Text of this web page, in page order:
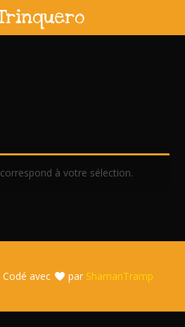
à votre sélection.
Codé avec par ShamanTramp